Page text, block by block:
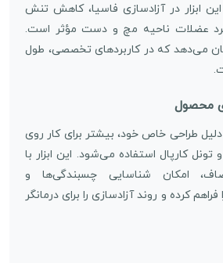
ابزار در آزادسازی فاسیا، کاهش تنش
عضلات ناحیه مچ و دست مؤثر است.
می‌دهد که در کاربردهای تخصصی، طول
محصول
گراستون کد 5 به دلیل طراحی خاص خود، بیشتر برای کار روی
کارپال استفاده می‌شود. این ابزار با
امکان شناسایی چسبندگی‌ها و
کرده و روند آزادسازی را برای درمانگر